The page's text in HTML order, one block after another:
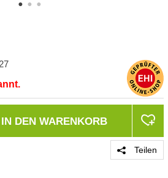
IN DEN WARENKORB
Teilen